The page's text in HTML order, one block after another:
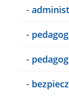
-
-
-
-